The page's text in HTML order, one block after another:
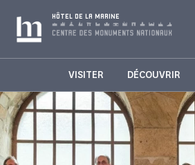
HÔTEL DE LA MARINE
VISITER DÉCOUVRIR